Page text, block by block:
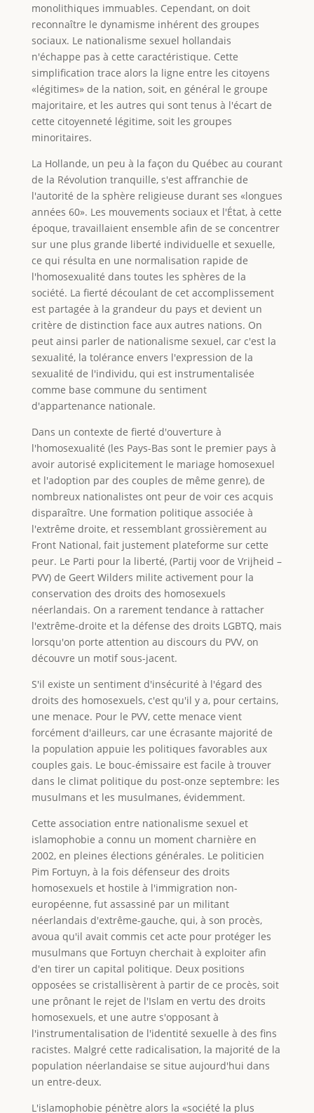
monolithiques immuables. Cependant, on doit
reconnaître le dynamisme inhérent des groupes
sociaux. Le nationalisme sexuel hollandais
n'échappe pas à cette caractéristique. Cette
simplification trace alors la ligne entre les citoyens
«légitimes» de la nation, soit, en général le groupe
majoritaire, et les autres qui sont tenus à l'écart de
cette citoyenneté légitime, soit les groupes
minoritaires.
La Hollande, un peu à la façon du Québec au courant
de la Révolution tranquille, s'est affranchie de
l'autorité de la sphère religieuse durant ses «longues
années 60». Les mouvements sociaux et l'État, à cette
époque, travaillaient ensemble afin de se concentrer
sur une plus grande liberté individuelle et sexuelle,
ce qui résulta en une normalisation rapide de
l'homosexualité dans toutes les sphères de la
société. La fierté découlant de cet accomplissement
est partagée à la grandeur du pays et devient un
critère de distinction face aux autres nations. On
peut ainsi parler de nationalisme sexuel, car c'est la
sexualité, la tolérance envers l'expression de la
sexualité de l'individu, qui est instrumentalisée
comme base commune du sentiment
d'appartenance nationale.
Dans un contexte de fierté d'ouverture à
l'homosexualité (les Pays-Bas sont le premier pays à
avoir autorisé explicitement le mariage homosexuel
et l'adoption par des couples de même genre), de
nombreux nationalistes ont peur de voir ces acquis
disparaître. Une formation politique associée à
l'extrême droite, et ressemblant grossièrement au
Front National, fait justement plateforme sur cette
peur. Le Parti pour la liberté, (Partij voor de Vrijheid –
PVV) de Geert Wilders milite activement pour la
conservation des droits des homosexuels
néerlandais. On a rarement tendance à rattacher
l'extrême-droite et la défense des droits LGBTQ, mais
lorsqu'on porte attention au discours du PVV, on
découvre un motif sous-jacent.
S'il existe un sentiment d'insécurité à l'égard des
droits des homosexuels, c'est qu'il y a, pour certains,
une menace. Pour le PVV, cette menace vient
forcément d'ailleurs, car une écrasante majorité de
la population appuie les politiques favorables aux
couples gais. Le bouc-émissaire est facile à trouver
dans le climat politique du post-onze septembre: les
musulmans et les musulmanes, évidemment.
Cette association entre nationalisme sexuel et
islamophobie a connu un moment charnière en
2002, en pleines élections générales. Le politicien
Pim Fortuyn, à la fois défenseur des droits
homosexuels et hostile à l'immigration non-
européenne, fut assassiné par un militant
néerlandais d'extrême-gauche, qui, à son procès,
avoua qu'il avait commis cet acte pour protéger les
musulmans que Fortuyn cherchait à exploiter afin
d'en tirer un capital politique. Deux positions
opposées se cristallisèrent à partir de ce procès, soit
une prônant le rejet de l'Islam en vertu des droits
homosexuels, et une autre s'opposant à
l'instrumentalisation de l'identité sexuelle à des fins
racistes. Malgré cette radicalisation, la majorité de la
population néerlandaise se situe aujourd'hui dans
un entre-deux.
L'islamophobie pénètre alors la «société la plus